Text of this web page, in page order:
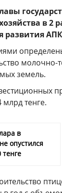
в 2
развития
земель.
тенге.
в
опустился